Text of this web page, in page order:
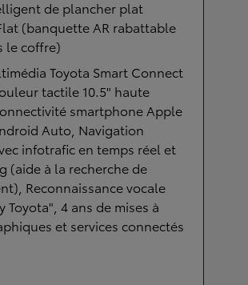
de plancher plat
(banquette AR rabattable
le coffre)
Toyota Smart Connect
tactile 10.5" haute
smartphone Apple
Auto, Navigation
infotrafic en temps réel et
(aide à la recherche de
Reconnaissance vocale
Toyota", 4 ans de mises à
et services connectés